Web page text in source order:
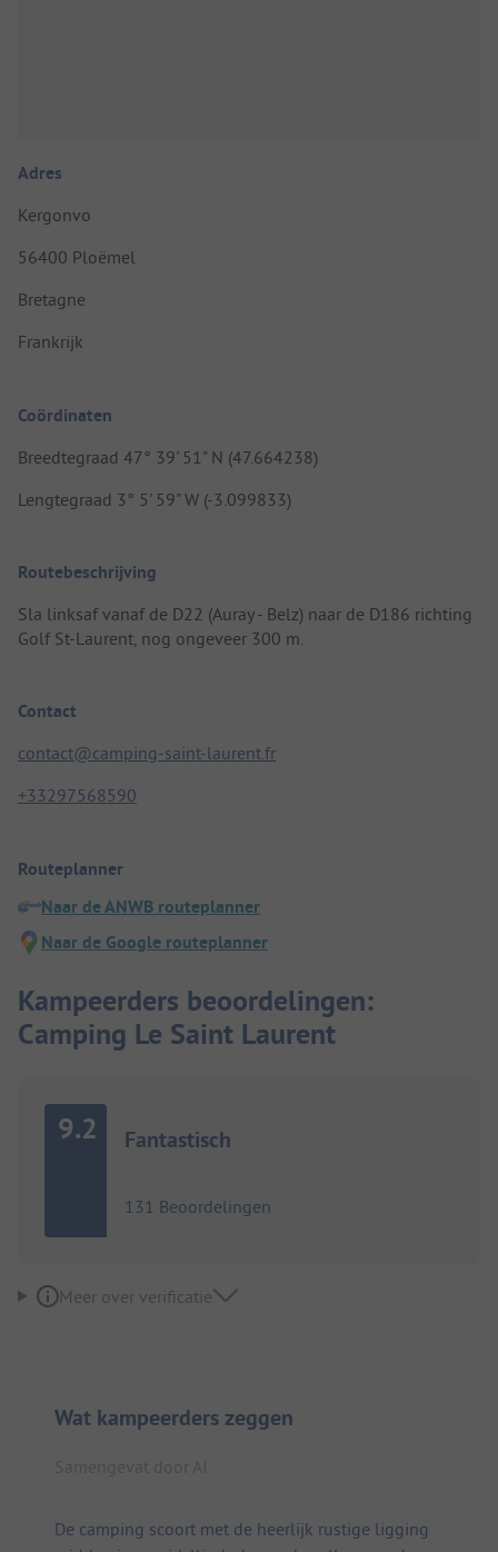
Adres
Kergonvo
56400 Ploëmel
Bretagne
Frankrijk
Coördinaten
Breedtegraad 47° 39' 51" N (47.664238)
Lengtegraad 3° 5' 59" W (-3.099833)
Routebeschrijving
Sla linksaf vanaf de D22 (Auray - Belz) naar de D186 richting
Golf St-Laurent, nog ongeveer 300 m.
Contact
contact@camping-saint-laurent.fr
+33297568590
Routeplanner
Naar de ANWB routeplanner
Naar de Google routeplanner
Kampeerders beoordelingen:
Camping Le Saint Laurent
9.2 Fantastisch
131 Beoordelingen
Meer over verificatie
Wat kampeerders zeggen
De camping scoort met de heerlijk rustige ligging